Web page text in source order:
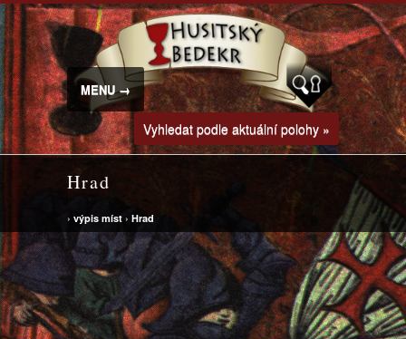
MENU →
Vyhledat podle aktuální polohy »
Hrad
› výpis míst › Hrad